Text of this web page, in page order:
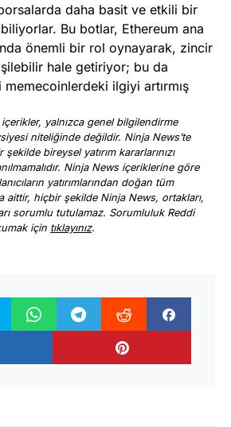
daha basit ve etkili bir
Bu botlar, Ethereum ana
önemli bir rol oynayarak, zincir
hale getiriyor; bu da
memecoinlerdeki ilgiyi artırmış
yalnızca genel bilgilendirme
niteliğinde değildir. Ninja News’te
bireysel yatırım kararlarınızı
Ninja News içeriklerine göre
yatırımlarından doğan tüm
aittir, hiçbir şekilde Ninja News, ortakları,
sorumlu tutulamaz. Sorumluluk Reddi
için tıklayınız.